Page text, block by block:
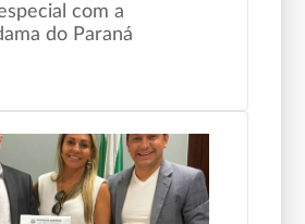
com a
do Paraná